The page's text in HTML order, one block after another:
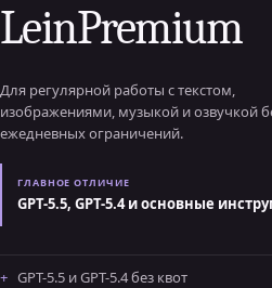
LeinPremium
Для регулярной работы с текстом,
изображениями, музыкой и озвучкой
ежедневных ограничений.
ГЛАВНОЕ ОТЛИЧИЕ
GPT-5.5, GPT-5.4 и основные
GPT-5.5 и GPT-5.4 без квот